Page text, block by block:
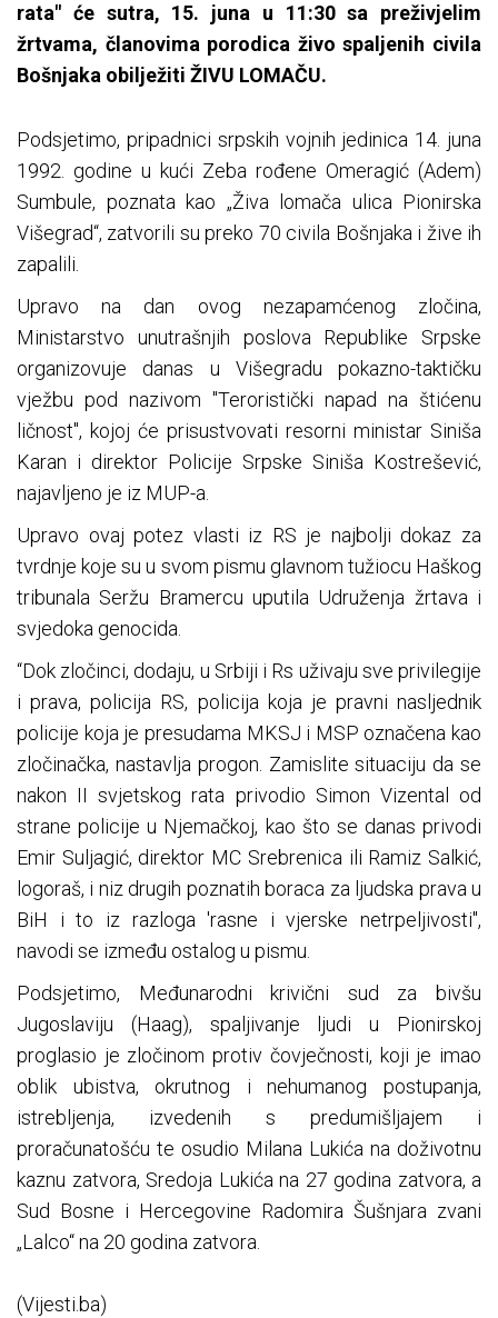
rata" će sutra, 15. juna u 11:30 sa preživjelim
žrtvama, članovima porodica živo spaljenih civila
Bošnjaka obilježiti ŽIVU LOMAČU.
Podsjetimo, pripadnici srpskih vojnih jedinica 14. juna
1992. godine u kući Zeba rođene Omeragić (Adem)
Sumbule, poznata kao „Živa lomača ulica Pionirska
Višegrad“, zatvorili su preko 70 civila Bošnjaka i žive ih
zapalili.
Upravo na dan ovog nezapamćenog zločina,
Ministarstvo unutrašnjih poslova Republike Srpske
organizovuje danas u Višegradu pokazno-taktičku
vježbu pod nazivom "Teroristički napad na štićenu
ličnost", kojoj će prisustvovati resorni ministar Siniša
Karan i direktor Policije Srpske Siniša Kostrešević,
najavljeno je iz MUP-a.
Upravo ovaj potez vlasti iz RS je najbolji dokaz za
tvrdnje koje su u svom pismu glavnom tužiocu Haškog
tribunala Seržu Bramercu uputila Udruženja žrtava i
svjedoka genocida.
“Dok zločinci, dodaju, u Srbiji i Rs uživaju sve privilegije
i prava, policija RS, policija koja je pravni nasljednik
policije koja je presudama MKSJ i MSP označena kao
zločinačka, nastavlja progon. Zamislite situaciju da se
nakon II svjetskog rata privodio Simon Vizental od
strane policije u Njemačkoj, kao što se danas privodi
Emir Suljagić, direktor MC Srebrenica ili Ramiz Salkić,
logoraš, i niz drugih poznatih boraca za ljudska prava u
BiH i to iz razloga 'rasne i vjerske netrpeljivosti",
navodi se između ostalog u pismu.
Podsjetimo, Međunarodni krivični sud za bivšu
Jugoslaviju (Haag), spaljivanje ljudi u Pionirskoj
proglasio je zločinom protiv čovječnosti, koji je imao
oblik ubistva, okrutnog i nehumanog postupanja,
istrebljenja, izvedenih s predumišljajem i
proračunatošću te osudio Milana Lukića na doživotnu
kaznu zatvora, Sredoja Lukića na 27 godina zatvora, a
Sud Bosne i Hercegovine Radomira Šušnjara zvani
„Lalco“ na 20 godina zatvora.
(Vijesti.ba)